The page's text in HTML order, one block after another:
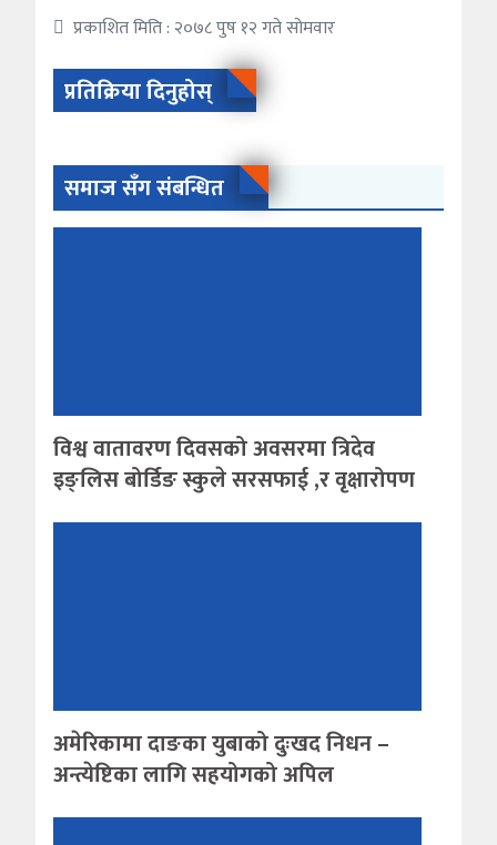
प्रकाशित मिति : २०७८ पुष १२ गते सोमवार
प्रतिक्रिया दिनुहोस्
समाज सँग संबन्धित
विश्व वातावरण दिवसको अवसरमा त्रिदेव
इङ्लिस बोर्डिङ स्कुले सरसफाई ,र वृक्षारोपण
अमेरिकामा दाङका युबाको दुःखद निधन –
अन्त्येष्टिका लागि सहयोगको अपिल